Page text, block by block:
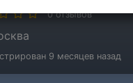
0 отзывов
9 месяцев назад